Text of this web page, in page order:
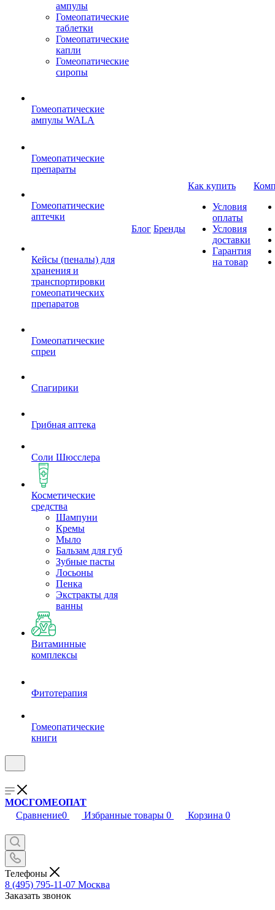
ампулы
Гомеопатические
таблетки
Гомеопатические
капли
Гомеопатические
сиропы
Гомеопатические
ампулы WALA
Гомеопатические
препараты
Гомеопатические
аптечки
Кейсы (пеналы) для
хранения и
транспортировки
гомеопатических
препаратов
Гомеопатические
спреи
Спагирики
Грибная аптека
Соли Шюсслера
Косметические
средства
Шампуни
Кремы
Мыло
Бальзам для губ
Зубные пасты
Лосьоны
Пенка
Экстракты для
ванны
Витаминные
комплексы
Фитотерапия
Гомеопатические
книги
Блог Бренды
Как купить
Условия
оплаты
Условия
доставки
Гарантия
на товар
МОСГОМЕОПАТ
Сравнение0 Избранные товары 0 Корзина 0
Телефоны
8 (495) 795-11-07 Москва
Заказать звонок